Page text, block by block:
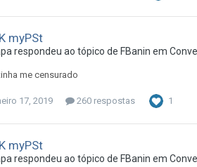
myPSt
respondeu ao tópico de FBanin em
me censurado
17, 2019 260 respostas 1
myPSt
respondeu ao tópico de FBanin em